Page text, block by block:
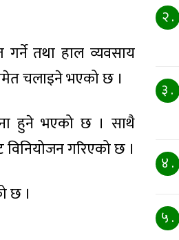
गर्ने तथा हाल व्यवसाय
चलाइने भएको छ ।
हुने भएको छ । साथै
विनियोजन गरिएको छ ।
छ ।
२ .
३ .
४ .
५ .